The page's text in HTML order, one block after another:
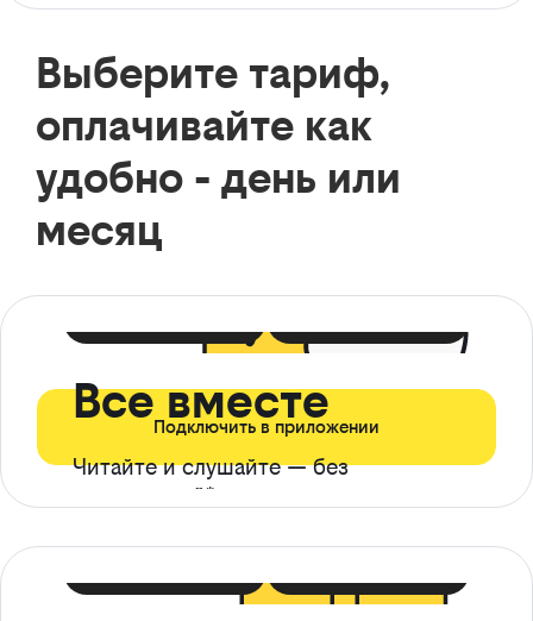
Выберите тариф,
оплачивайте как
удобно - день или
месяц
Все вместе
Читайте и слушайте — без
ограничений*
Подключить в приложении